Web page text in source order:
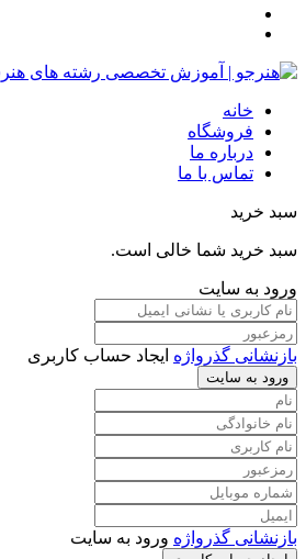
خانه
فروشگاه
درباره ما
تماس با ما
سبد خرید
سبد خرید شما خالی است.
ورود به سایت
بازنشانی گذرواژه ایجاد حساب کاربری
ورود به سایت
بازنشانی گذرواژه ورود به سایت